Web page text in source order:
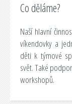
Co děláme?
Naší hlavní
víkendovky a
děti k týmové
svět. Také
workshopů.